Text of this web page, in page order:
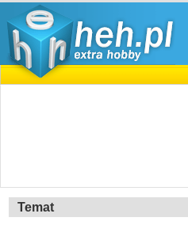
Temat